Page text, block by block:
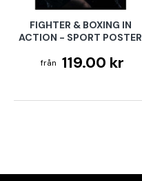
FIGHTER & BOXING IN
ACTION - SPORT POSTER
119.00 kr